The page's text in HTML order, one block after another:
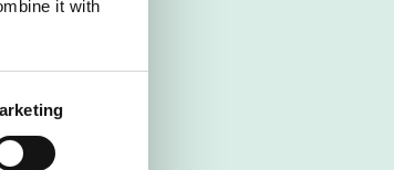
it with